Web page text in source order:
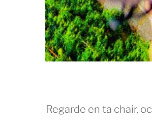
Regarde en ta chair,